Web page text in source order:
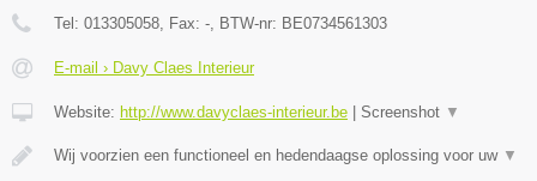
Tel: 013305058, Fax: -, BTW-nr: BE0734561303
E-mail › Davy Claes Interieur
Website: http://www.davyclaes-interieur.be Screenshot ▼
Wij voorzien een functioneel en hedendaagse oplossing voor uw ▼